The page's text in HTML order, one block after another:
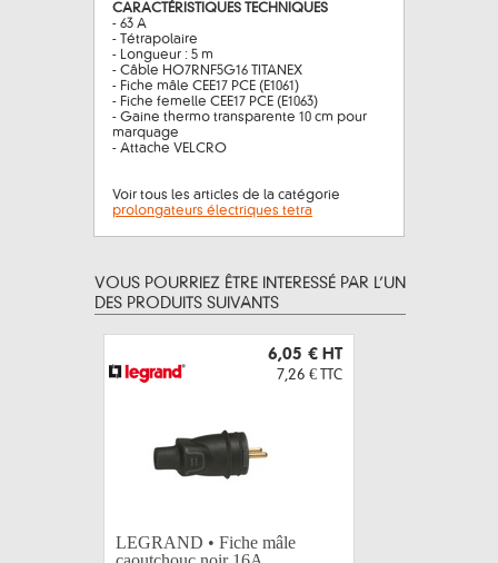
CARACTÉRISTIQUES TECHNIQUES
- 63 A
- Tétrapolaire
- Longueur : 5 m
- Câble HO7RNF5G16 TITANEX
- Fiche mâle CEE17 PCE (E1061)
- Fiche femelle CEE17 PCE (E1063)
- Gaine thermo transparente 10 cm pour
marquage
- Attache VELCRO
Voir tous les articles de la catégorie
prolongateurs électriques tetra
VOUS POURRIEZ ÊTRE INTERESSÉ PAR L’UN
DES PRODUITS SUIVANTS
6,05 € HT
7,26 € TTC
LEGRAND • Fiche mâle